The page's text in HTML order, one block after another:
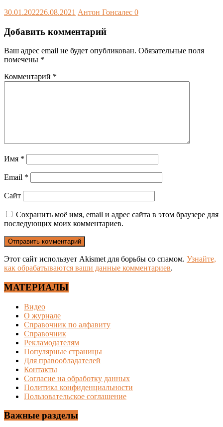
30.01.202226.08.2021 Антон Гонсалес 0
Добавить комментарий
Ваш адрес email не будет опубликован. Обязательные поля
помечены *
Комментарий *
Имя *
Email *
Сайт
Сохранить моё имя, email и адрес сайта в этом браузере для
последующих моих комментариев.
Этот сайт использует Akismet для борьбы со спамом. Узнайте,
как обрабатываются ваши данные комментариев.
МАТЕРИАЛЫ
Видео
О журнале
Справочник по алфавиту
Справочник
Рекламодателям
Популярные страницы
Для правообладателей
Контакты
Согласие на обработку данных
Политика конфиденциальности
Пользовательское соглашение
Важные разделы